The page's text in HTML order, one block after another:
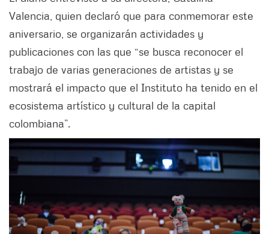
Valencia, quien declaró que para conmemorar este
aniversario, se organizarán actividades y
publicaciones con las que “se busca reconocer el
trabajo de varias generaciones de artistas y se
mostrará el impacto que el Instituto ha tenido en el
ecosistema artístico y cultural de la capital
colombiana”.